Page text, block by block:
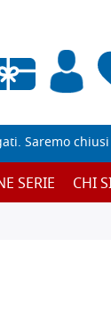
Saremo
SERIE CHI